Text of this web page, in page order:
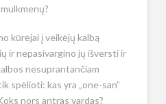
kūrėjai į veikėjų kalbą
ir nepasivargino jų išversti ir
nesuprantančiam
spėlioti: kas yra „one-san”
nors antras vardas?